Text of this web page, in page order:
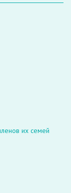
их семей